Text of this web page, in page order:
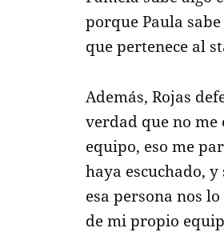
porque Paula
que pertenece al
Además, Rojas
verdad que no me
equipo, eso me
haya escuchado,
esa persona nos
de mi propio